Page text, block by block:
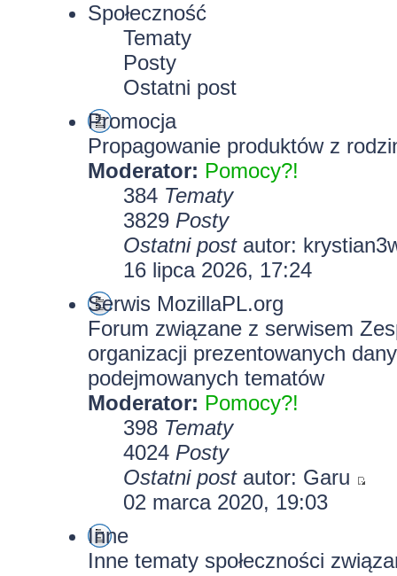
Społeczność
Tematy
Posty
Ostatni post
Promocja
Propagowanie produktów z
Moderator: Pomocy?!
384 Tematy
3829 Posty
Ostatni postautor:
16 lipca 2026, 17:24
Serwis MozillaPL.org
Forum związane z serwisem
organizacji prezentowanych
podejmowanych tematów
Moderator: Pomocy?!
398 Tematy
4024 Posty
Ostatni postautor: Garu
02 marca 2020, 19:03
Inne
Inne tematy społeczności